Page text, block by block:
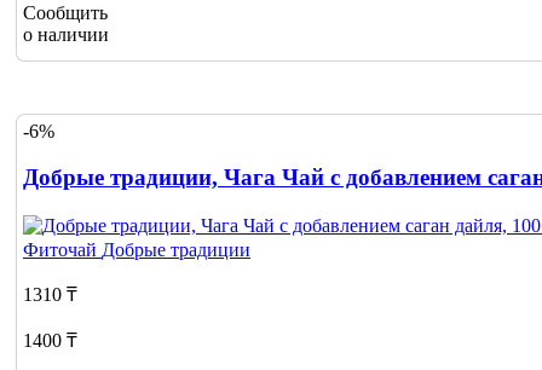
Сообщить
о наличии
-6%
Добрые традиции, Чага Чай с добавлением
Фиточай Добрые традиции
1310 ₸
1400 ₸